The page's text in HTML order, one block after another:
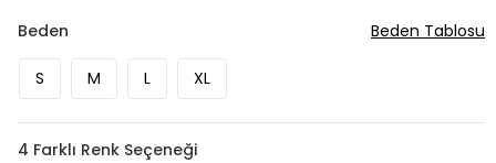
Beden
S M L XL
Beden Tablosu
4 Farklı Renk Seçeneği